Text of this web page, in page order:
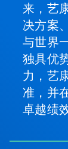
来，艺
决方案
与世界
独具优
力，艺
准，并
卓越绩